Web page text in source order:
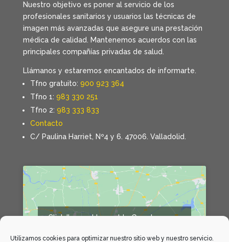
Utilizamos cookies para optimizar nuestro sitio web y nuestro servicio.
Nuestro objetivo es poner al servicio de los
profesionales sanitarios y usuarios las técnicas de
imagen más avanzadas que asegure una prestación
médica de calidad. Mantenemos acuerdos con las
principales compañías privadas de salud.
Llámanos y estaremos encantados de informarte.
Tfno gratuito: 900 923 364
Tfno 1: 983 330 251
Tfno 2: 983 333 833
Contacto
C/ Paulina Harriet, Nº4 y 6. 47006. Valladolid.
Click 'I agree' to enable Google maps